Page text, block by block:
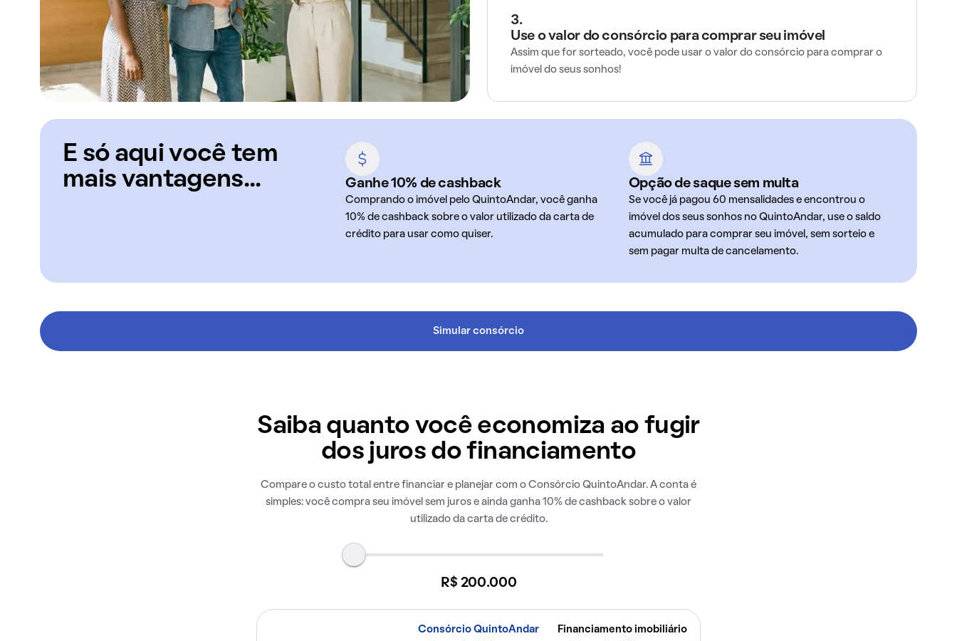
3.
Use o valor do consórcio para comprar seu imóvel
Assim que for sorteado, você pode usar o valor do consórcio para comprar o
imóvel do seus sonhos!
E só aqui você tem
mais vantagens...
Ganhe 10% de cashback
Comprando o imóvel pelo QuintoAndar, você ganha
10% de cashback sobre o valor utilizado da carta de
crédito para usar como quiser.
Opção de saque sem multa
Se você já pagou 60 mensalidades e encontrou o
imóvel dos seus sonhos no QuintoAndar, use o saldo
acumulado para comprar seu imóvel, sem sorteio e
sem pagar multa de cancelamento.
Simular consórcio
Saiba quanto você economiza ao fugir
dos juros do financiamento
Compare o custo total entre financiar e planejar com o Consórcio QuintoAndar. A conta é
simples: você compra seu imóvel sem juros e ainda ganha 10% de cashback sobre o valor
utilizado da carta de crédito.
R$ 200.000
Consórcio QuintoAndar
Financiamento imobiliário